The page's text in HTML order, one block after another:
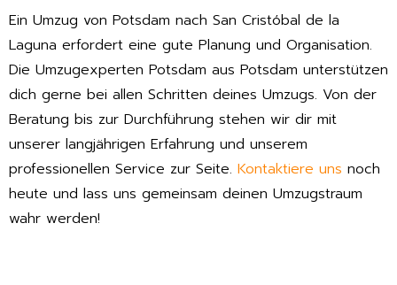
Ein Umzug von Potsdam nach San Cristóbal de la
Laguna erfordert eine gute Planung und Organisation.
Die Umzugexperten Potsdam aus Potsdam unterstützen
dich gerne bei allen Schritten deines Umzugs. Von der
Beratung bis zur Durchführung stehen wir dir mit
unserer langjährigen Erfahrung und unserem
professionellen Service zur Seite. Kontaktiere uns noch
heute und lass uns gemeinsam deinen Umzugstraum
wahr werden!